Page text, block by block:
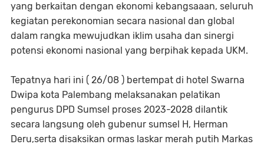
yang berkaitan dengan ekonomi kebangsaaan, seluruh
kegiatan perekonomian secara nasional dan global
dalam rangka mewujudkan iklim usaha dan sinergi
potensi ekonomi nasional yang berpihak kepada UKM.
Tepatnya hari ini ( 26/08 ) bertempat di hotel Swarna
Dwipa kota Palembang melaksanakan pelatikan
pengurus DPD Sumsel proses 2023-2028 dilantik
secara langsung oleh gubenur sumsel H, Herman
Deru,serta disaksikan ormas laskar merah putih Markas